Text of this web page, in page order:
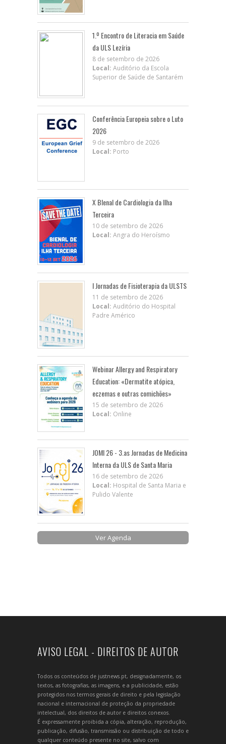
1.º Encontro de Literacia em Saúde
da ULS Lezíria
8 de setembro de 2026
Local: Auditório da Escola
Superior de Saúde de Santarém
Conferência Europeia sobre o Luto
2026
9 de setembro de 2026
Local: Porto
X BIenal de Cardiologia da Ilha
Terceira
10 de setembro de 2026
Local: Angra do Heroísmo
I Jornadas de Fisioterapia da ULSTS
11 de setembro de 2026
Local: Auditório do Hospital
Padre Américo
Webinar Allergy and Respiratory
Education: «Dermatite atópica,
eczemas e outras comichões»
15 de setembro de 2026
Local: Online
JOMI 26 - 3.as Jornadas de Medicina
Interna da ULS de Santa Maria
16 de setembro de 2026
Local: Hospital de Santa Maria e
Pulido Valente
Ver Agenda
AVISO LEGAL - DIREITOS DE AUTOR
Todos os conteúdos de justnews.pt, designadamente, os
textos, as fotografias, as imagens, e a publicidade, estão
protegidos nos termos gerais de direito e pela legislação
nacional e internacional de proteção da propriedade
intelectual, dos direitos de autor e direitos conexos.
É expressamente proibida a cópia, alteração, reprodução,
publicação, difusão, transmissão ou distribuição de todo e
qualquer conteúdo presente no site, salvo com